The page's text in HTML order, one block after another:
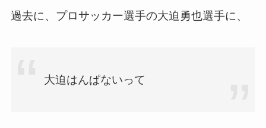
過去に、プロサッカー選手の大迫勇也選手に、
大迫はんぱないって